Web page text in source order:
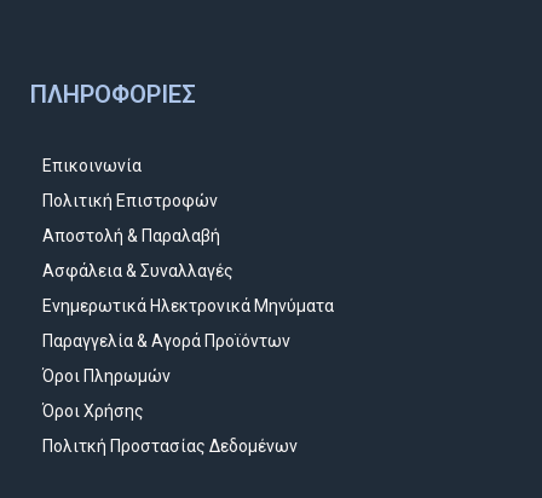
ΠΛΗΡΟΦΟΡΊΕΣ
Επικοινωνία
Πολιτική Επιστροφών
Αποστολή & Παραλαβή
Ασφάλεια & Συναλλαγές
Ενημερωτικά Ηλεκτρονικά Μηνύματα
Παραγγελία & Αγορά Προϊόντων
Όροι Πληρωμών
Όροι Χρήσης
Πολιτκή Προστασίας Δεδομένων